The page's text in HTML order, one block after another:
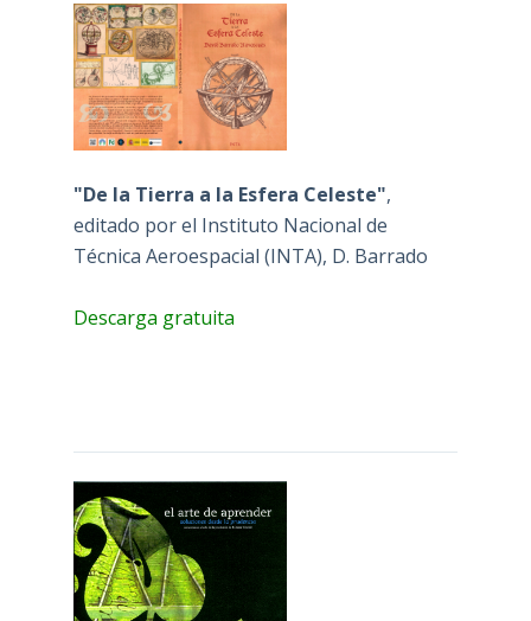
"De la Tierra a la Esfera Celeste",
editado por el Instituto Nacional de
Técnica Aeroespacial (INTA), D. Barrado
Descarga gratuita